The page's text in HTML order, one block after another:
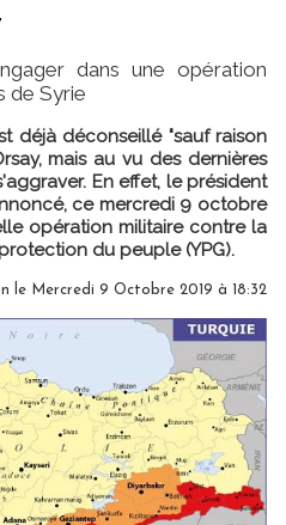
dans une opération
de Syrie
déjà déconseillé "sauf raison
mais au vu des dernières
En effet, le président
ce mercredi 9 octobre
opération militaire contre la
du peuple (YPG).
le Mercredi 9 Octobre 2019 à 18:32